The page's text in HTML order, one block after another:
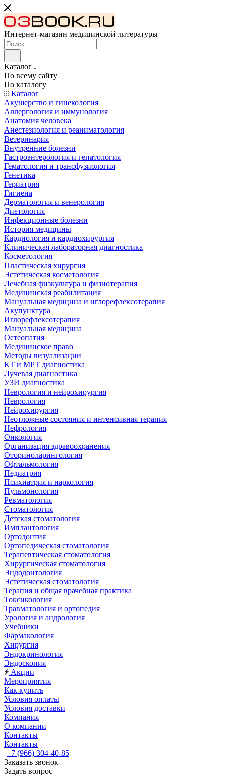
Интернет-магазин медицинской литературы
Каталог
По всему сайту
По каталогу
Каталог
Акушерство и гинекология
Аллергология и иммунология
Анатомия человека
Анестезиология и реаниматология
Ветеринария
Внутренние болезни
Гастроэнтерология и гепатология
Гематология и трансфузиология
Генетика
Гериатрия
Гигиена
Дерматология и венерология
Диетология
Инфекционные болезни
История медицины
Кардиология и кардиохирургия
Клиническая лабораторная диагностика
Косметология
Пластическая хирургия
Эстетическая косметология
Лечебная физкультура и физиотерапия
Медицинская реабилитация
Мануальная медицина и иглорефлексотерапия
Акупунктура
Иглорефлексотерапия
Мануальная медицина
Остеопатия
Медицинское право
Методы визуализации
КТ и МРТ диагностика
Лучевая диагностика
УЗИ диагностика
Неврология и нейрохирургия
Неврология
Нейрохирургия
Неотложные состояния и интенсивная терапия
Нефрология
Онкология
Организация здравоохранения
Оториноларингология
Офтальмология
Педиатрия
Психиатрия и наркология
Пульмонология
Ревматология
Стоматология
Детская стоматология
Имплантология
Ортодонтия
Ортопедическая стоматология
Терапевтическая стоматология
Хирургическая стоматология
Эндодонтология
Эстетическая стоматология
Терапия и общая врачебная практика
Токсикология
Травматология и ортопедия
Урология и андрология
Учебники
Фармакология
Хирургия
Эндокринология
Эндоскопия
Акции
Мероприятия
Как купить
Условия оплаты
Условия доставки
Компания
О компании
Контакты
Контакты
+7 (966) 304-40-85
Заказать звонок
Задать вопрос